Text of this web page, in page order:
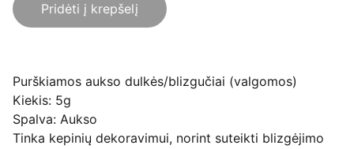
Pridėti į krepšelį
Purškiamos aukso dulkės/blizgučiai (valgomos)
Kiekis: 5g
Spalva: Aukso
Tinka kepinių dekoravimui, norint suteikti blizgėjimo